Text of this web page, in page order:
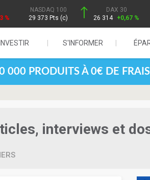
%
NASDAQ 100
29 373 Pts (c)
DAX 30
26 314 +0,67 %
INVESTIR S'INFORMER
000 PRODUITS À 0€ DE
interviews et